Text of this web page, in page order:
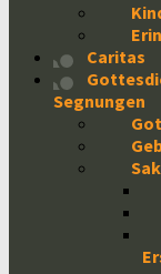
Caritas
Segnungen